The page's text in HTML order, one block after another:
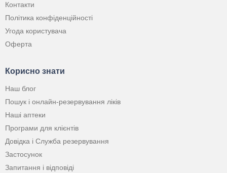
Контакти
Політика конфіденційності
Угода користувача
Оферта
Корисно знати
Наш блог
Пошук і онлайн-резервування ліків
Наші аптеки
Програми для клієнтів
Довідка і Служба резервування
Застосунок
Запитання і відповіді